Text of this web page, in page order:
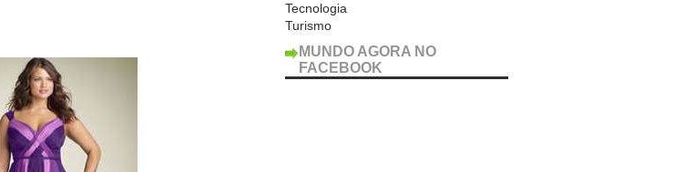
Tecnologia
Turismo
MUNDO AGORA NO
FACEBOOK